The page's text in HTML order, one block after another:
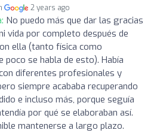
2 years ago
No puedo más que dar las gracias
vida por completo después de
ella (tanto física como
poco se habla de esto). Había
diferentes profesionales y
siempre acababa recuperando
e incluso más, porque seguía
por qué se elaboraban así.
mantenerse a largo plazo.